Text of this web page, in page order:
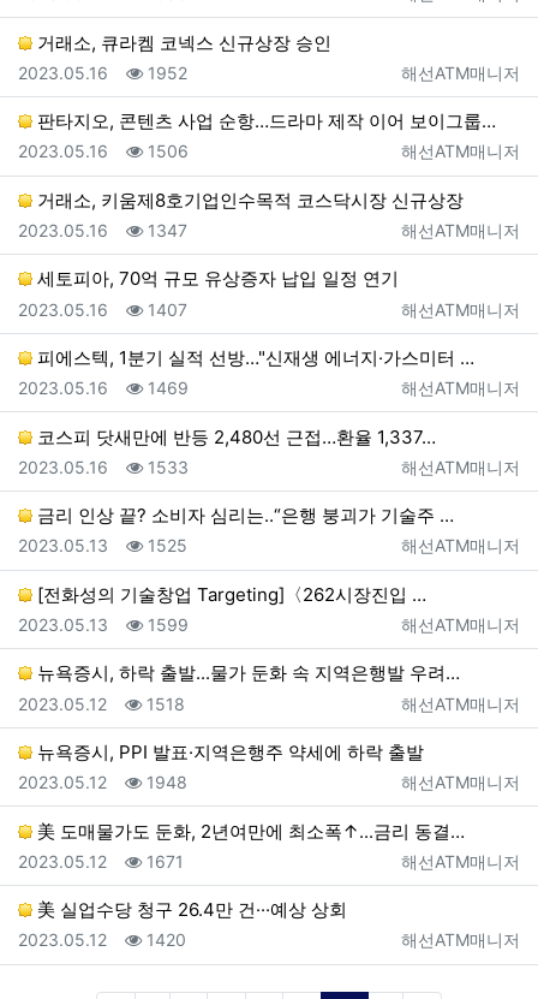
거래소, 큐라켐 코넥스 신규상장 승인
등록자
해선ATM매니저
등록일
2023.05.16 조회
1952
판타지오, 콘텐츠 사업 순항…드라마 제작 이어 보이그룹…
등록자
해선ATM매니저
등록일
2023.05.16 조회
1506
거래소, 키움제8호기업인수목적 코스닥시장 신규상장
등록자
해선ATM매니저
등록일
2023.05.16 조회
1347
세토피아, 70억 규모 유상증자 납입 일정 연기
등록자
해선ATM매니저
등록일
2023.05.16 조회
1407
피에스텍, 1분기 실적 선방…"신재생 에너지·가스미터 …
등록자
해선ATM매니저
등록일
2023.05.16 조회
1469
코스피 닷새만에 반등 2,480선 근접…환율 1,337…
등록자
해선ATM매니저
등록일
2023.05.16 조회
1533
금리 인상 끝? 소비자 심리는..“은행 붕괴가 기술주 …
등록자
해선ATM매니저
등록일
2023.05.13 조회
1525
[전화성의 기술창업 Targeting]〈262시장진입 …
등록자
해선ATM매니저
등록일
2023.05.13 조회
1599
뉴욕증시, 하락 출발...물가 둔화 속 지역은행발 우려…
등록자
해선ATM매니저
등록일
2023.05.12 조회
1518
뉴욕증시, PPI 발표·지역은행주 약세에 하락 출발
등록자
해선ATM매니저
등록일
2023.05.12 조회
1948
美 도매물가도 둔화, 2년여만에 최소폭↑...금리 동결…
등록자
해선ATM매니저
등록일
2023.05.12 조회
1671
美 실업수당 청구 26.4만 건···예상 상회
등록자
해선ATM매니저
등록일
2023.05.12 조회
1420